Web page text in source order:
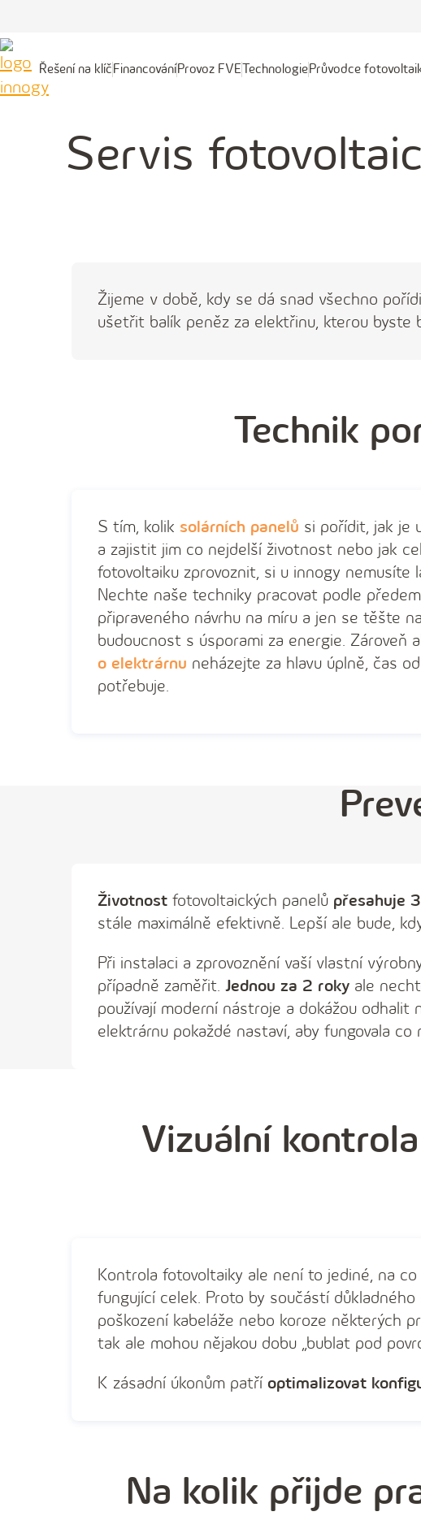
Řešení na klíč
Řešení
na
Financování
FinancováníProvoz FVE
Provoz
Technologie
TechnologiePrůvodce
Průvodce
Servis
Žijeme v době, kdy se dá snad všechno
ušetřit balík peněz za elektřinu, kterou byste
Technik
S tím, kolik solárních panelů si pořídit, jak je
a zajistit jim co nejdelší životnost nebo jak
fotovoltaiku zprovoznit, si u innogy nemusíte
Nechte naše techniky pracovat podle předem
připraveného návrhu na míru a jen se těšte na
budoucnost s úsporami za energie. Zároveň
o elektrárnu neházejte za hlavu úplně, čas
potřebuje.
Životnost fotovoltaických panelů přesahuje
stále maximálně efektivně. Lepší ale bude,
Při instalaci a zprovoznění vaší vlastní
případně zaměřit. Jednou za 2 roky ale
používají moderní nástroje a dokážou
elektrárnu pokaždé nastaví, aby fungovala co
Vizuální
Kontrola fotovoltaiky ale není to jediné, na
fungující celek. Proto by součástí
poškození kabeláže nebo koroze některých
tak ale mohou nějakou dobu „bublat pod
K zásadní úkonům patří optimalizovat
Na kolik přijde